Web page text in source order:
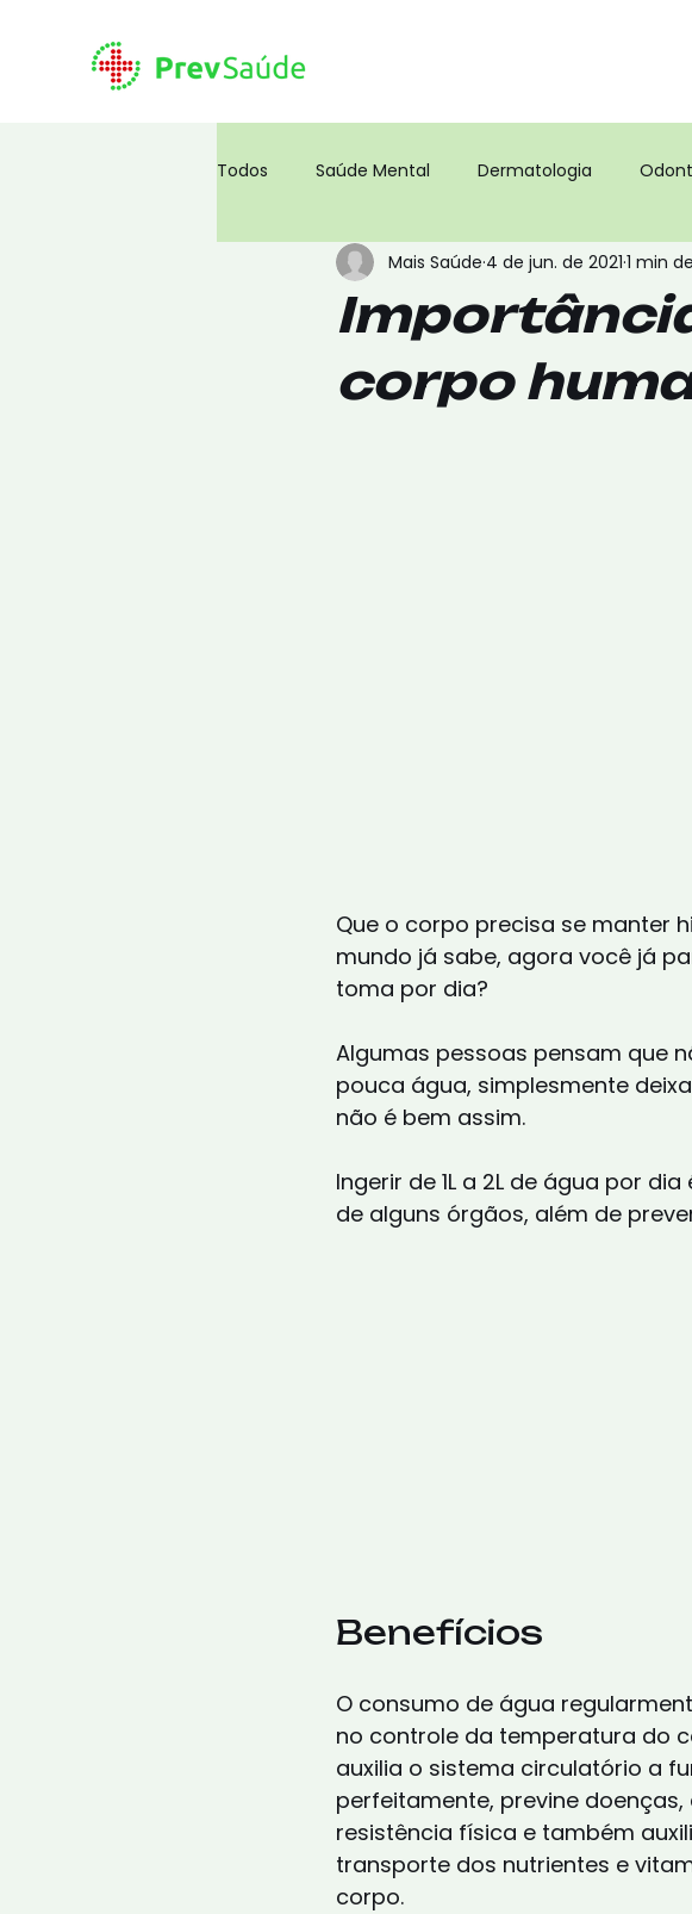
Todos Saúde Mental Dermatologia
Corpo Humano Coronavírus
corpo
Mais Saúde 4 de jun. de 2021 1 min
Que o corpo precisa se manter
mundo já sabe, agora você já
toma por dia?
Algumas pessoas pensam que
pouca água, simplesmente
não é bem assim.
Ingerir de 1L a 2L de água por
de alguns órgãos, além de
Benefícios
O consumo de água
no controle da temperatura do
auxilia o sistema circulatório a
perfeitamente, previne
resistência física e também
transporte dos nutrientes e
corpo.